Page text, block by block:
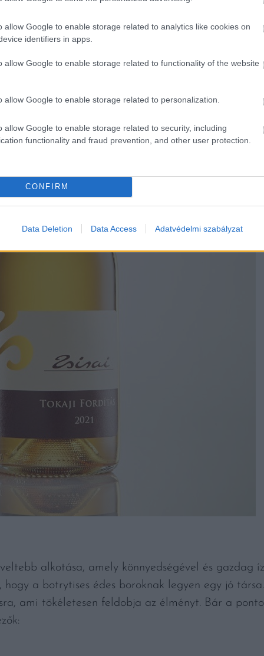
allow Google to enable storage related to analytics like cookies on
identifiers in apps.
allow Google to enable storage related to functionality of the website
allow Google to enable storage related to personalization.
allow Google to enable storage related to security, including
functionality and fraud prevention, and other user protection.
CONFIRM
Data Deletion Data Access Adatvédelmi szabályzat
alkotása, amely könnyedségével és gazdag
a botrytises édes boroknak legyen egy jó
ami tökéletesen feldobja az élményt. Bár a